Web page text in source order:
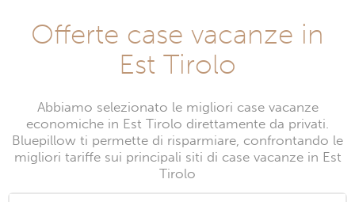
Offerte case vacanze in
Est Tirolo
Abbiamo selezionato le migliori case vacanze
economiche in Est Tirolo direttamente da privati.
Bluepillow ti permette di risparmiare, confrontando le
migliori tariffe sui principali siti di case vacanze in Est
Tirolo